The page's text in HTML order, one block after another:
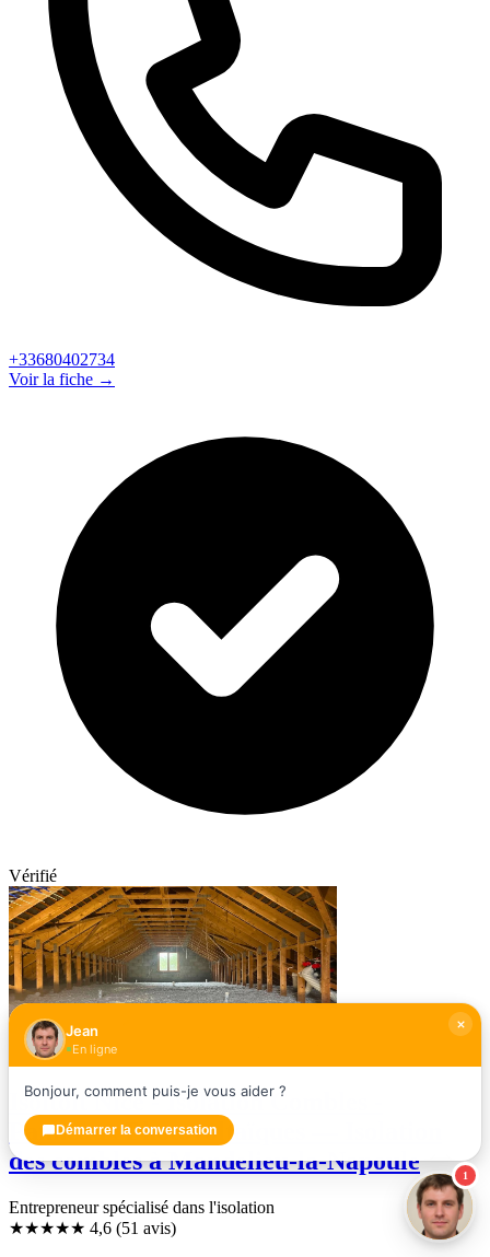
+33680402734
Voir la fiche →
Vérifié
Isoltoit Nice - Isolation Combles -
Panneaux Photovoltaïques — Isolation
des combles à Mandelieu-la-Napoule
Entrepreneur spécialisé dans l'isolation
★★★★★ 4,6 (51 avis)
1
Jean
En ligne
Bonjour, comment puis-je vous aider ?
Démarrer la conversation